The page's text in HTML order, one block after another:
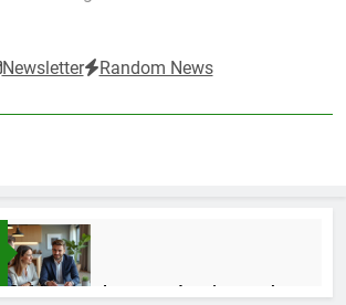
Newsletter Random News
Guide complet pour réussir un achat